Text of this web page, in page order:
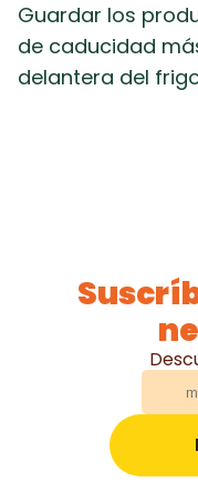
Guardar los
de caducidad
delantera del